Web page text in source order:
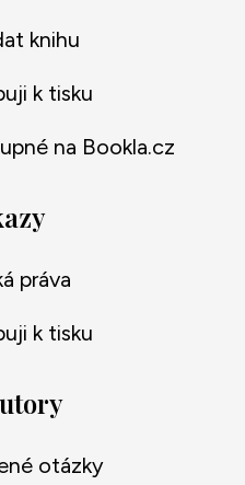
knihu
k tisku
na Bookla.cz
práva
k tisku
otázky